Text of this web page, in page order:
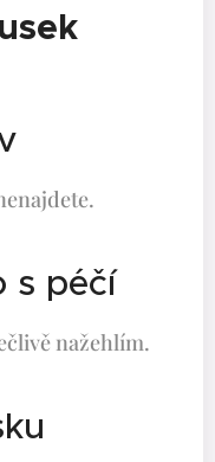
s péčí
nažehlím.